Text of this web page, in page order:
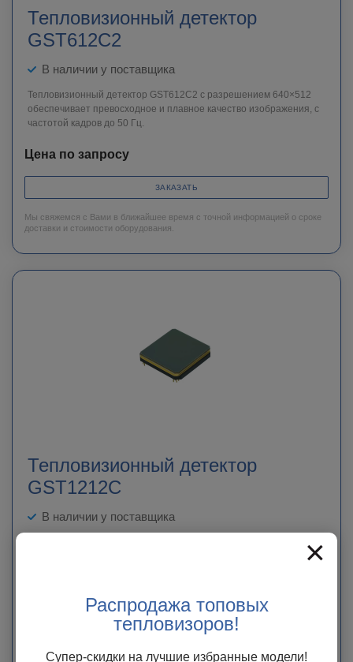
Тепловизионный детектор
GST612C2
В наличии у поставщика
Тепловизионный детектор GST612C2 с разрешением 640×512
обеспечивает превосходное и плавное качество изображения, с
частотой кадров до 50 Гц.
Цена по запросу
ЗАКАЗАТЬ
Мы свяжемся с Вами в ближайшее время с точной информацией о сроке
доставки и стоимости оборудования.
Тепловизионный детектор
GST1212C
В наличии у поставщика
разрешению 1280×1024 может отображать больше деталей на
Цена по запросу
×
Распродажа топовых
тепловизоров!
Супер-скидки на лучшие избранные модели!